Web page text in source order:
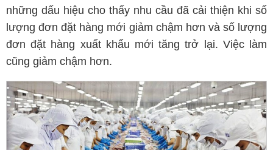
những dấu hiệu cho thấy nhu cầu đã cải thiện khi số
lượng đơn đặt hàng mới giảm chậm hơn và số lượng
đơn đặt hàng xuất khẩu mới tăng trở lại. Việc làm
cũng giảm chậm hơn.